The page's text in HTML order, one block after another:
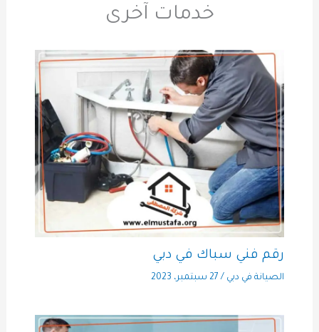
خدمات آخرى
رقم فني سباك في دبي
الصيانة في دبي / 27 سبتمبر، 2023